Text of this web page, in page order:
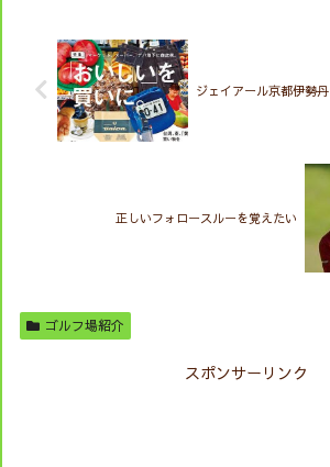
中…
ジェイアール京都伊勢丹
正しいフォロースルーを覚えたい
ゴルフ場紹介
スポンサーリンク